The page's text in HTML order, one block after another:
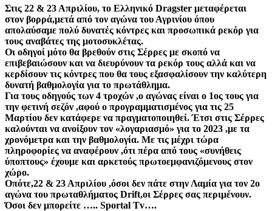
Στις 22 & 23 Απριλίου, το Ελληνικό Dragster μεταφέρεται
στον βορρά,μετά από τον αγώνα του Αγρινίου όπου
απολαύσαμε πολύ δυνατές κόντρες και προσωπικά ρεκόρ για
τους αναβάτες της μοτοσυκλέτας.
Οι οδηγοί μότο θα βρεθούν στις Σέρρες με σκοπό να
επιβεβαιώσουν και να διευρύνουν τα ρεκόρ τους αλλά και να
κερδίσουν τις κόντρες που θα τους εξασφαλίσουν την καλύτερη
δυνατή βαθμολογία για το πρωτάθλημα.
Για τους οδηγούς των 4 τροχών ,ο αγώνας είναι ο 1ος τους για
την φετινή σεζόν ,αφού ο προγραμματισμένος για τις 25
Μαρτίου δεν κατάφερε να πραγματοποιηθεί. Έτσι στις Σέρρες
καλούνται να ανοίξουν τον «λογαριασμό» για το 2023 ,με τα
χρονόμετρα και την βαθμολογία. Με τις μέχρι τώρα
πληροφορίες να αναφέρουν ,ότι πέρα από τους «συνήθεις
ύποπτους» έχουμε και αρκετούς πρωτοεμφανιζόμενους στον
χώρο.
Οπότε,22 & 23 Απριλίου ,όσοι δεν πάτε στην Λαμία για τον 2ο
αγώνα του πρωταθλήματος Drift,οι Σέρρες σας περιμένουν.
Όσοι δεν μπορείτε ….. Sportal Tv….